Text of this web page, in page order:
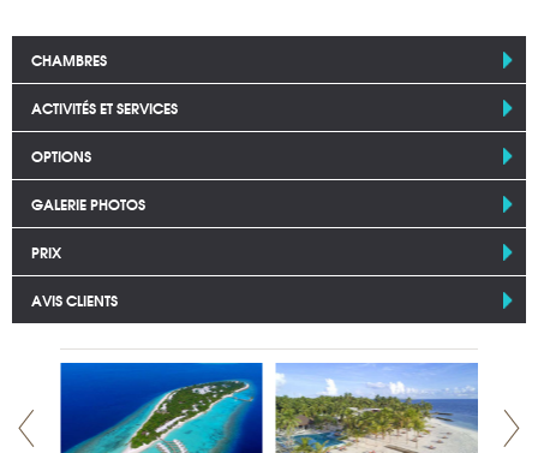
CHAMBRES
ACTIVITÉS ET SERVICES
OPTIONS
GALERIE PHOTOS
PRIX
AVIS CLIENTS